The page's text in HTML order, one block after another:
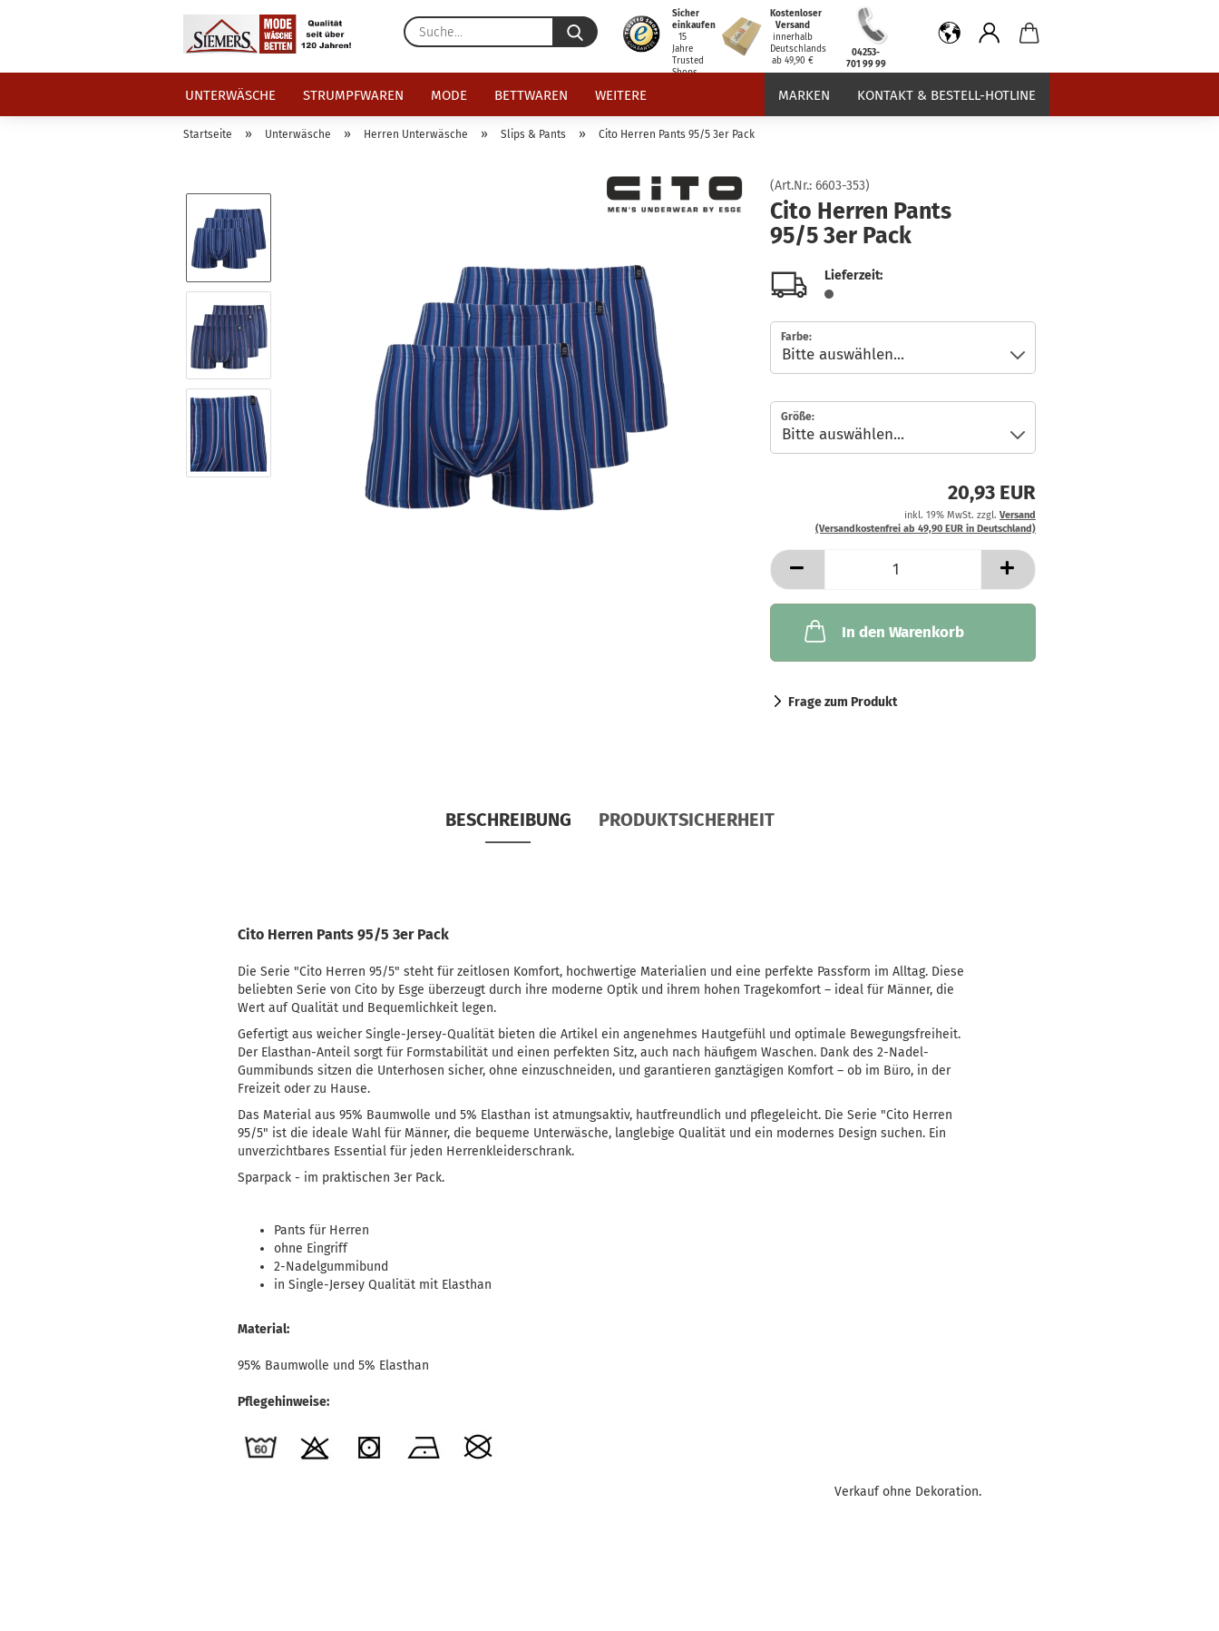
Suche...
Sicher
einkaufen
15
Jahre
Trusted
Shops
Kostenloser
Versand
innerhalb
Deutschlands
ab 49,90 €
04253-
701 99 99
UNTERWÄSCHE STRUMPFWAREN MODE BETTWAREN MARKEN KONTAKT & BESTELL-HOTLINE
WEITERE
Startseite » Unterwäsche » Herren Unterwäsche » Slips & Pants » Cito Herren Pants 95/5 3er Pack
(Art.Nr.: 6603-353)
Cito Herren Pants
95/5 3er Pack
Lieferzeit:
Farbe:
Größe:
20,93 EUR
inkl. 19% MwSt. zzgl. Versand
(Versandkostenfrei ab 49,90 EUR in Deutschland)
In den Warenkorb
Frage zum Produkt
BESCHREIBUNG PRODUKTSICHERHEIT
Cito Herren Pants 95/5 3er Pack
Die Serie "Cito Herren 95/5" steht für zeitlosen Komfort, hochwertige Materialien und eine perfekte Passform im Alltag. Diese
beliebten Serie von Cito by Esge überzeugt durch ihre moderne Optik und ihrem hohen Tragekomfort – ideal für Männer, die
Wert auf Qualität und Bequemlichkeit legen.
Gefertigt aus weicher Single-Jersey-Qualität bieten die Artikel ein angenehmes Hautgefühl und optimale Bewegungsfreiheit.
Der Elasthan-Anteil sorgt für Formstabilität und einen perfekten Sitz, auch nach häufigem Waschen. Dank des 2-Nadel-
Gummibunds sitzen die Unterhosen sicher, ohne einzuschneiden, und garantieren ganztägigen Komfort – ob im Büro, in der
Freizeit oder zu Hause.
Das Material aus 95% Baumwolle und 5% Elasthan ist atmungsaktiv, hautfreundlich und pflegeleicht. Die Serie "Cito Herren
95/5" ist die ideale Wahl für Männer, die bequeme Unterwäsche, langlebige Qualität und ein modernes Design suchen. Ein
unverzichtbares Essential für jeden Herrenkleiderschrank.
Sparpack - im praktischen 3er Pack.
Pants für Herren
ohne Eingriff
2-Nadelgummibund
in Single-Jersey Qualität mit Elasthan
Material:
95% Baumwolle und 5% Elasthan
Pflegehinweise:
Verkauf ohne Dekoration.